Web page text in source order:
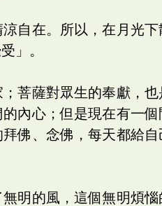
自在。所以，在月光
」。
菩薩對眾生的奉獻，
內心；但是現在有一個
佛、念佛，每天都給
明的風，這個無明煩